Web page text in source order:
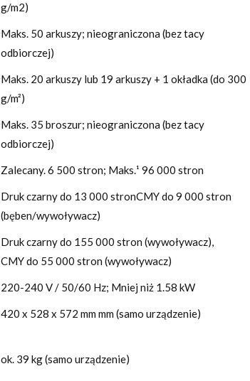
g/m2)
Maks. 50 arkuszy; nieograniczona (bez tacy
odbiorczej)
Maks. 20 arkuszy lub 19 arkuszy + 1 okładka (do 300
g/m²)
Maks. 35 broszur; nieograniczona (bez tacy
odbiorczej)
Zalecany. 6 500 stron; Maks.¹ 96 000 stron
Druk czarny do 13 000 stronCMY do 9 000 stron
(bęben/wywoływacz)
Druk czarny do 155 000 stron (wywoływacz),
CMY do 55 000 stron (wywoływacz)
220-240 V / 50/60 Hz; Mniej niż 1.58 kW
420 x 528 x 572 mm mm (samo urządzenie)
ok. 39 kg (samo urządzenie)